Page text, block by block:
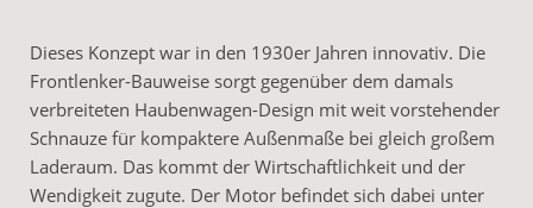
Dieses Konzept war in den 1930er Jahren innovativ. Die
Frontlenker-Bauweise sorgt gegenüber dem damals
verbreiteten Haubenwagen-Design mit weit vorstehender
Schnauze für kompaktere Außenmaße bei gleich großem
Laderaum. Das kommt der Wirtschaftlichkeit und der
Wendigkeit zugute. Der Motor befindet sich dabei unter